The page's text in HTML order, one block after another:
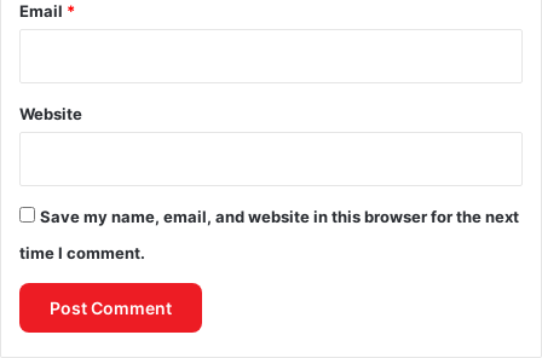
Email *
Website
Save my name, email, and website in this browser for the next
time I comment.